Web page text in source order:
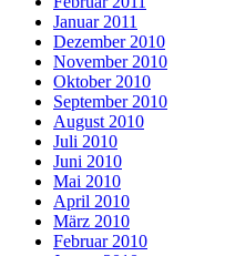
Januar 2011
Dezember 2010
November 2010
Oktober 2010
September 2010
August 2010
Juli 2010
Juni 2010
Mai 2010
April 2010
März 2010
Februar 2010